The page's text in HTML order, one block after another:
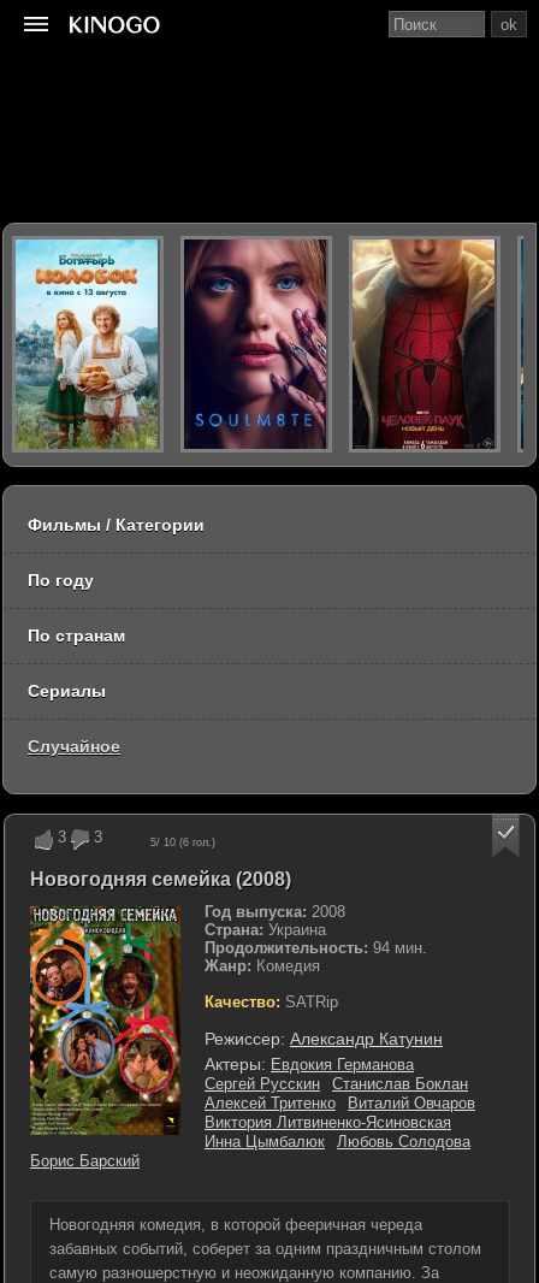
3 3 5/ 10 (6 гол.)
Новогодняя семейка (2008)
Год выпуска: 2008
Страна: Украина
Продолжительность: 94 мин.
Жанр: Комедия
Качество: SATRip
Режиссер: Александр Катунин
Актеры: Евдокия Германова
Сергей Русскин
Станислав Боклан
Алексей Тритенко
Виталий Овчаров
Виктория Литвиненко-Ясиновская
Инна Цымбалюк
Любовь Солодова
Борис Барский
Новогодняя комедия, в которой фееричная череда
забавных событий, соберет за одним праздничным столом
самую разношерстную и неожиданную компанию. За
ok
Фильмы / Категории
По году
По странам
Сериалы
Случайное